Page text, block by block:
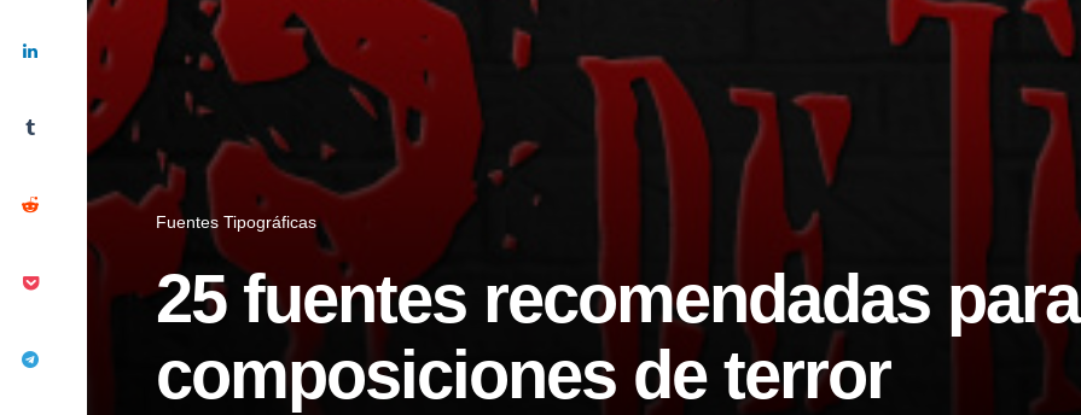
Fuentes Tipográficas
25 fuentes recomendadas para
composiciones de terror